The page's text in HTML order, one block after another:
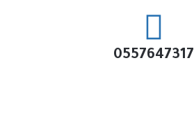
0557647317